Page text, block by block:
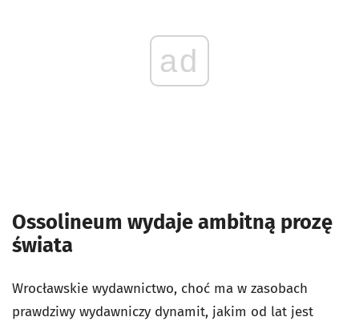
ad
Ossolineum wydaje ambitną prozę
świata
Wrocławskie wydawnictwo, choć ma w zasobach
prawdziwy wydawniczy dynamit, jakim od lat jest